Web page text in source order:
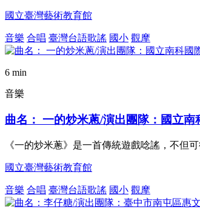
國立臺灣藝術教育館
音樂 合唱 臺灣台語歌謠 國小 觀摩
6 min
音樂
曲名： 一的炒米蔥/演出團隊：國立
《一的炒米蔥》是一首傳統遊戲唸謠，不
國立臺灣藝術教育館
音樂 合唱 臺灣台語歌謠 國小 觀摩